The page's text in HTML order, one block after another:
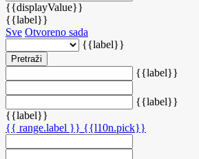
{{displayValue}}
{{label}}
Sve Otvoreno sada
{{label}}
Pretraži
{{label}}
{{label}}
{{label}}
{{ range.label }} {{l10n.pick}}